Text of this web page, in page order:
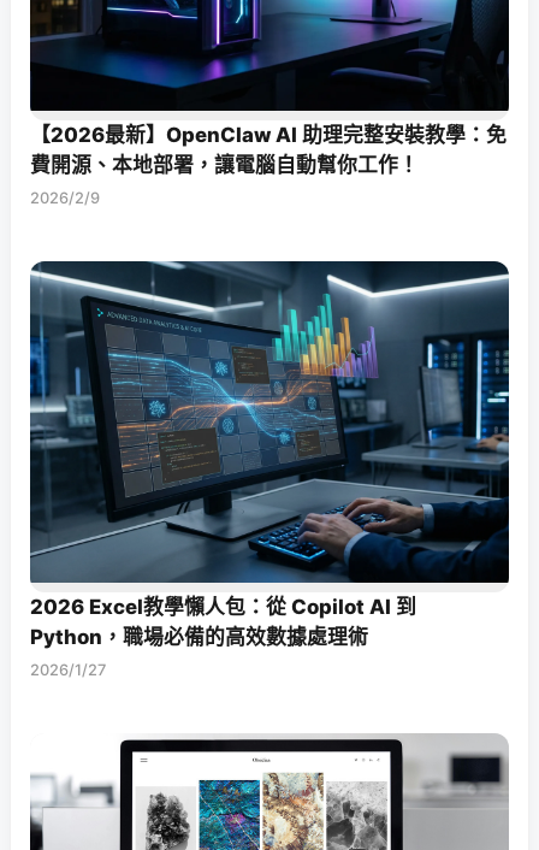
【2026最新】OpenClaw AI 助理完整安裝教學：免
費開源、本地部署，讓電腦自動幫你工作！
2026/2/9
2026 Excel教學懶人包：從 Copilot AI 到
Python，職場必備的高效數據處理術
2026/1/27